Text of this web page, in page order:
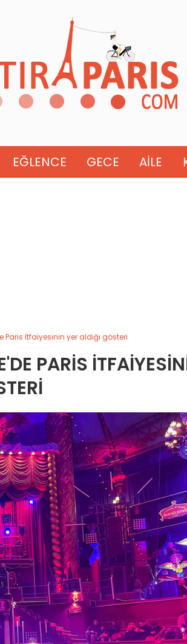
EĞLENCE GECE AILE
İtfaiyesinin yer aldığı gösteri
PARIS